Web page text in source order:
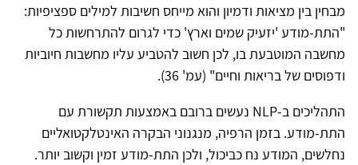
מבחין בין מציאות ודמיון והוא מייחס חשיבות למילים ספציפיות:
"התת-מודע 'יזעיק שמים וארץ' כדי לגרום להתרחשות כל
מחשבה המוטבעת בו, לכן חשוב להטביע עליו מחשבות חיוביות
ודפוסים של בריאות וחיים" (עמ' 36).
התהליכים ב-NLP נעשים ברובם באמצעות תקשורת עם
התת-מודע. בזמן הרפיה, מנגנוני הבקרה האינטלקטואליים
נחלשים, המודע נח כביכול, ולכן התת-מודע זמין וקשוב יותר.